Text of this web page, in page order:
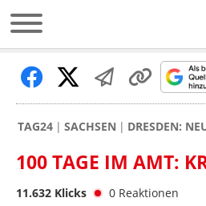
TAG24 SACHSEN DRESDEN:
100 TAGE IM AMT:
11.632 Klicks 0 Reaktionen